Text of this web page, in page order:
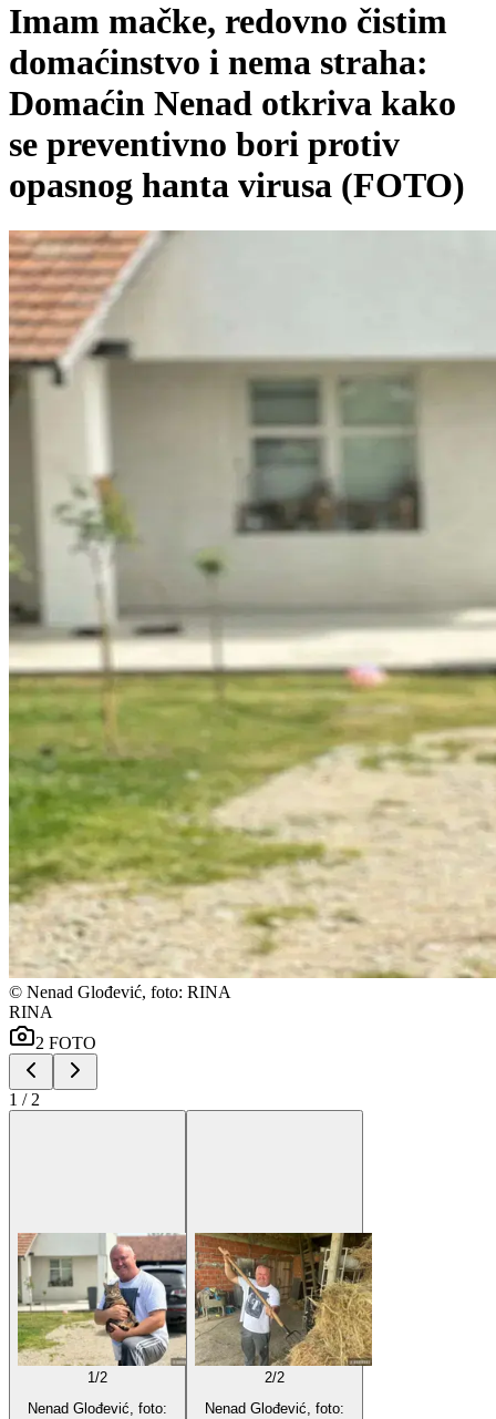
Imam mačke, redovno čistim
domaćinstvo i nema straha:
Domaćin Nenad otkriva kako
se preventivno bori protiv
opasnog hanta virusa (FOTO)
© Nenad Glođević, foto: RINA
RINA
2 FOTO
1 / 2
1 /2
Nenad Glođević, foto:
2/2
Nenad Glođević, foto: